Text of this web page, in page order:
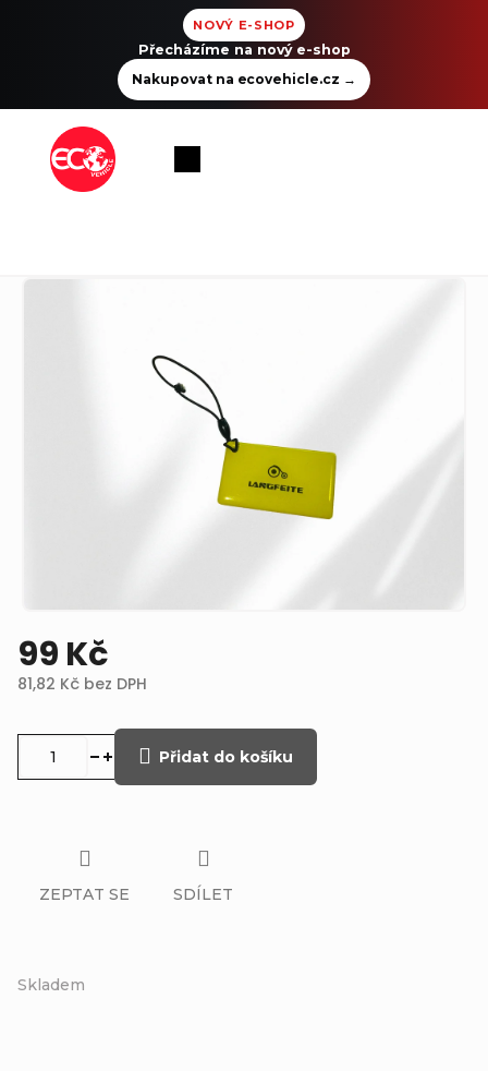
NOVÝ E-SHOP
Přecházíme na nový e-shop
Nakupovat na ecovehicle.cz →
Nákupní
99 Kč
81,82 Kč bez DPH
cena:
Skladem
Přidat do košíku
ZEPTAT SE SDÍLET